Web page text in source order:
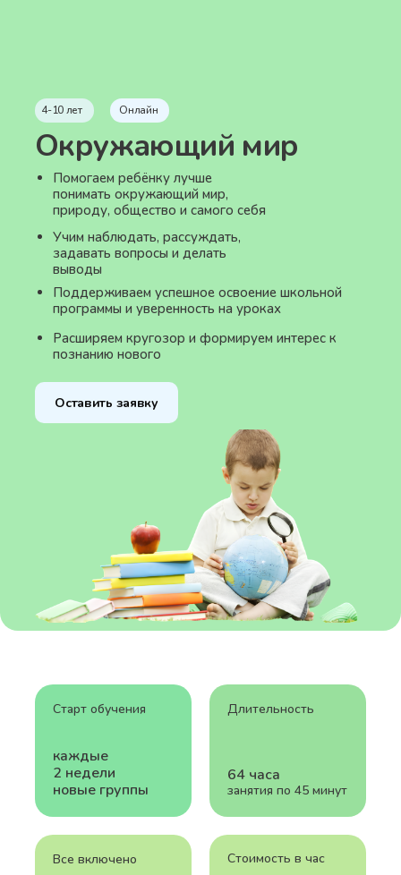
Окружающий мир
Оставить заявку
4-10 лет Онлайн
Помогаем ребёнку лучше
понимать окружающий мир,
природу, общество и самого себя
Учим наблюдать, рассуждать,
задавать вопросы и делать
выводы
Расширяем кругозор и формируем интерес к
познанию нового
Поддерживаем успешное освоение школьной
программы и уверенность на уроках
Старт обучения
каждые
2 недели
новые группы
занятия по 45 минут
Длительность
64 часа
Все включено Стоимость в час